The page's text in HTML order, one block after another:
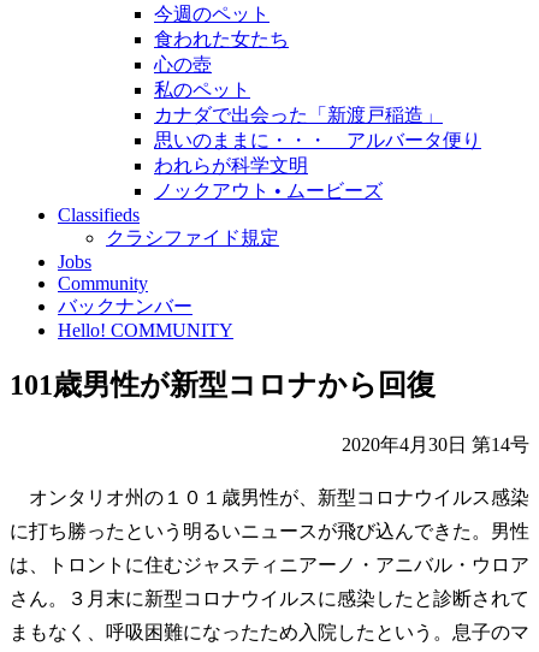
今週のペット
食われた女たち
心の壺
私のペット
カナダで出会った「新渡戸稲造」
思いのままに・・・ アルバータ便り
われらが科学文明
ノックアウト • ムービーズ
Classifieds
クラシファイド規定
Jobs
Community
バックナンバー
Hello! COMMUNITY
101歳男性が新型コロナから回復
2020年4月30日 第14号
オンタリオ州の１０１歳男性が、新型コロナウイルス感染
に打ち勝ったという明るいニュースが飛び込んできた。男性
は、トロントに住むジャスティニアーノ・アニバル・ウロア
さん。３月末に新型コロナウイルスに感染したと診断されて
まもなく、呼吸困難になったため入院したという。息子のマ